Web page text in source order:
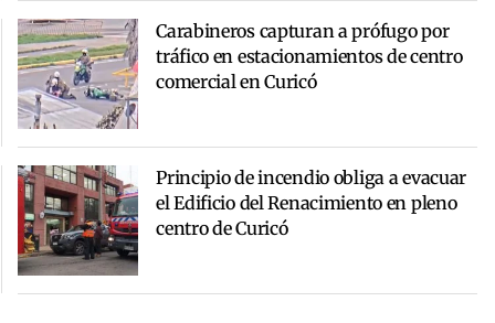
Carabineros capturan a prófugo por
tráfico en estacionamientos de centro
comercial en Curicó
Principio de incendio obliga a evacuar
el Edificio del Renacimiento en pleno
centro de Curicó